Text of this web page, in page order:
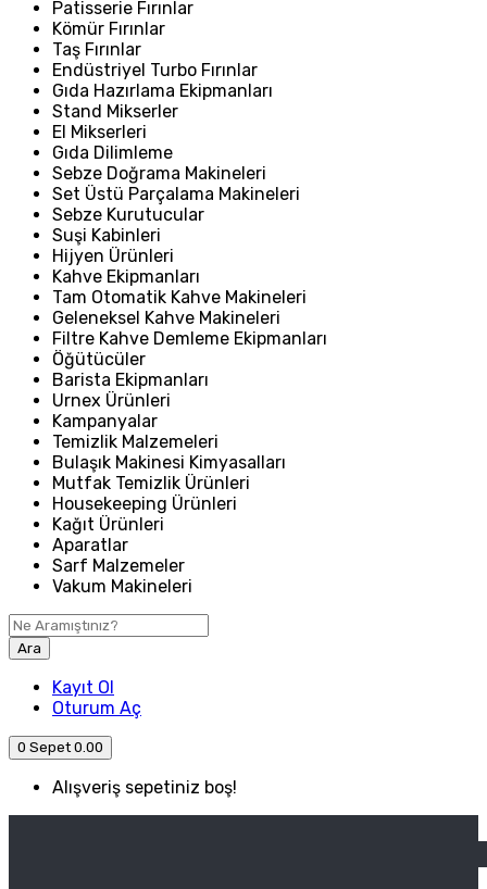
Patisserie Fırınlar
Kömür Fırınlar
Taş Fırınlar
Endüstriyel Turbo Fırınlar
Gıda Hazırlama Ekipmanları
Stand Mikserler
El Mikserleri
Gıda Dilimleme
Sebze Doğrama Makineleri
Set Üstü Parçalama Makineleri
Sebze Kurutucular
Suşi Kabinleri
Hijyen Ürünleri
Kahve Ekipmanları
Tam Otomatik Kahve Makineleri
Geleneksel Kahve Makineleri
Filtre Kahve Demleme Ekipmanları
Öğütücüler
Barista Ekipmanları
Urnex Ürünleri
Kampanyalar
Temizlik Malzemeleri
Bulaşık Makinesi Kimyasalları
Mutfak Temizlik Ürünleri
Housekeeping Ürünleri
Kağıt Ürünleri
Aparatlar
Sarf Malzemeler
Vakum Makineleri
Ara
Kayıt Ol
Oturum Aç
0 Sepet 0.00
Alışveriş sepetiniz boş!